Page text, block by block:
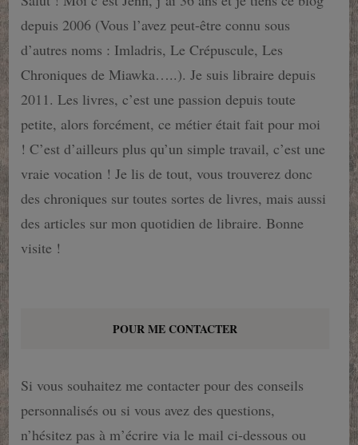
depuis 2006 (Vous l’avez peut-être connu sous
d’autres noms : Imladris, Le Crépuscule, Les
Chroniques de Miawka…..). Je suis libraire depuis
2011. Les livres, c’est une passion depuis toute
petite, alors forcément, ce métier était fait pour moi
! C’est d’ailleurs plus qu’un simple travail, c’est une
vraie vocation ! Je lis de tout, vous trouverez donc
des chroniques sur toutes sortes de livres, mais aussi
des articles sur mon quotidien de libraire. Bonne
visite !
POUR ME CONTACTER
Si vous souhaitez me contacter pour des conseils
personnalisés ou si vous avez des questions,
n’hésitez pas à m’écrire via le mail ci-dessous ou